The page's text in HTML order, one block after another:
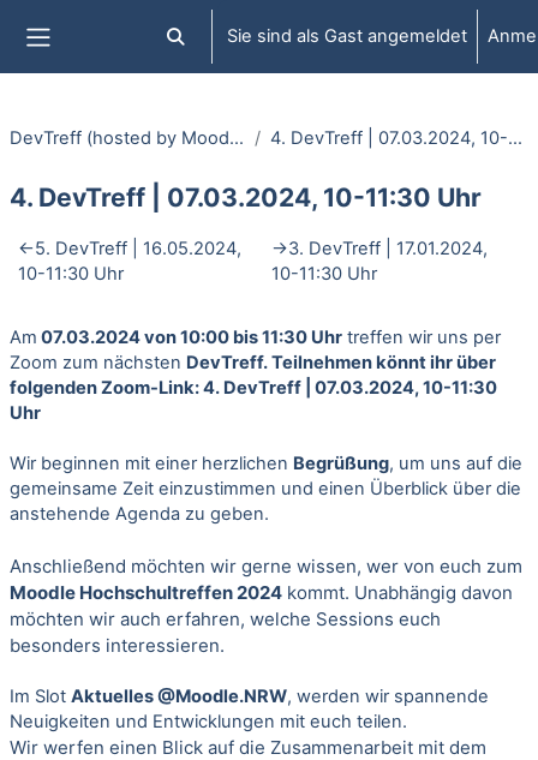
Sucheingabe umschalten
Sie sind als Gast angemeldet
DevTreff (hosted by Moodle.NRW) 4. DevTreff | 07.03.2024, 10-11:30 Uhr
4. DevTreff | 07.03.2024, 10-11:30 Uhr
Abschnittsübersicht
←5. DevTreff | 16.05.2024,
10-11:30 Uhr
→3. DevTreff | 17.01.2024,
10-11:30 Uhr
Am 07.03.2024 von 10:00 bis 11:30 Uhr treffen wir uns per
Zoom zum nächsten DevTreff. Teilnehmen könnt ihr über
folgenden Zoom-Link:4. DevTreff | 07.03.2024, 10-11:30
Uhr
Wir beginnen mit einer herzlichen Begrüßung, um uns auf die
gemeinsame Zeit einzustimmen und einen Überblick über die
anstehende Agenda zu geben.
Anschließend möchten wir gerne wissen, wer von euch zum
Moodle Hochschultreffen 2024 kommt. Unabhängig davon
möchten wir auch erfahren, welche Sessions euch
besonders interessieren.
Im Slot Aktuelles @Moodle.NRW, werden wir spannende
Neuigkeiten und Entwicklungen mit euch teilen.
Wir werfen einen Blick auf die Zusammenarbeit mit dem